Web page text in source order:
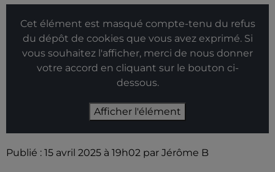
Cet élément est masqué compte-tenu du refus
du dépôt de cookies que vous avez exprimé. Si
vous souhaitez l'afficher, merci de nous donner
votre accord en cliquant sur le bouton ci-
dessous.
Afficher l'élément
Publié : 15 avril 2025 à 19h02 par Jérôme B